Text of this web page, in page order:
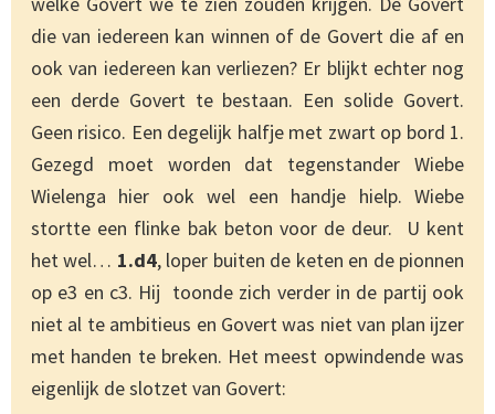
die van iedereen kan winnen of de Govert die af en
ook van iedereen kan verliezen? Er blijkt echter nog
een derde Govert te bestaan. Een solide Govert.
Geen risico. Een degelijk halfje met zwart op bord 1.
Gezegd moet worden dat tegenstander Wiebe
Wielenga hier ook wel een handje hielp. Wiebe
stortte een flinke bak beton voor de deur. U kent
het wel… 1.d4, loper buiten de keten en de pionnen
op e3 en c3. Hij toonde zich verder in de partij ook
niet al te ambitieus en Govert was niet van plan ijzer
met handen te breken. Het meest opwindende was
eigenlijk de slotzet van Govert: